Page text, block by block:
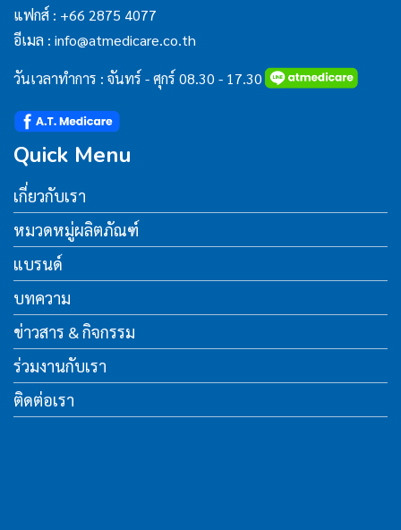
แฟกส์ : +66 2875 4077
อีเมล : info@atmedicare.co.th
วันเวลาทำการ : จันทร์ - ศุกร์ 08.30 - 17.30
Quick Menu
เกี่ยวกับเรา
หมวดหมู่ผลิตภัณฑ์
แบรนด์
บทความ
ข่าวสาร & กิจกรรม
ร่วมงานกับเรา
ติดต่อเรา